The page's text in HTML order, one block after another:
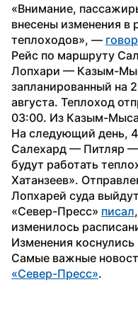
«Внимание,
внесены изменения в
теплоходов», —
Рейс по маршруту
Лопхари — Казым-
запланированный на
августа. Теплоход
03:00. Из Казым-
На следующий день,
Салехард — Питляр
будут работать
Хатанзеев».
Лопхарей суда
«Север-Пресс» писал
изменилось
Изменения
«Север-Пресс».